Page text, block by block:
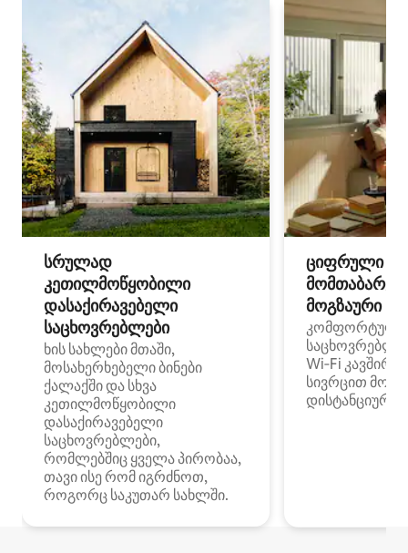
სრულად
კეთილმოწყობილი
დასაქირავებელი
საცხოვრებლები
ხის სახლები მთაში,
მოსახერხებელი ბინები
ქალაქში და სხვა
კეთილმოწყობილი
დასაქირავებელი
საცხოვრებლები,
რომლებშიც ყველა პირობაა,
თავი ისე რომ იგრძნოთ,
როგორც საკუთარ სახლში.
ციფრული
მოგზაური
კომფორტული
Wi‑Fi
სივრცით
დისტანციური